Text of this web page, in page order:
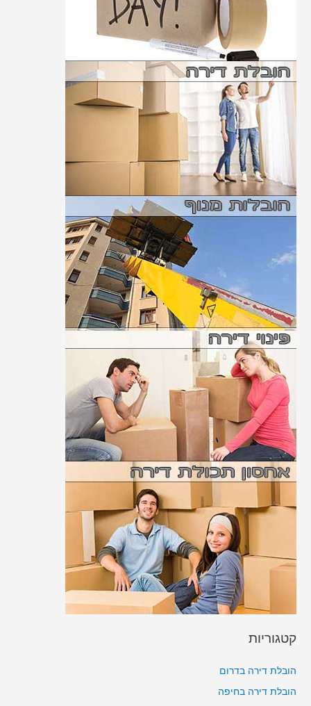
קטגוריות
הובלת דירה בדרום
הובלת דירה בחיפה